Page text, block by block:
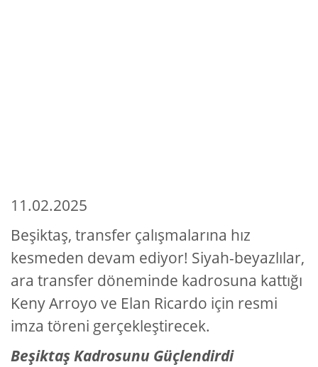
11.02.2025
Beşiktaş, transfer çalışmalarına hız
kesmeden devam ediyor! Siyah-beyazlılar,
ara transfer döneminde kadrosuna kattığı
Keny Arroyo ve Elan Ricardo için resmi
imza töreni gerçekleştirecek.
Beşiktaş Kadrosunu Güçlendirdi